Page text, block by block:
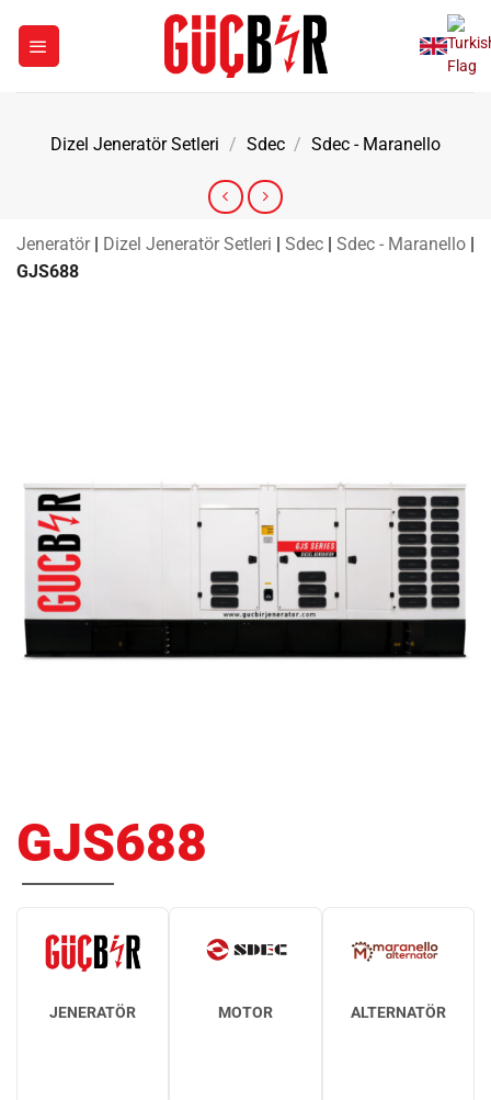
Dizel Jeneratör Setleri / Sdec / Sdec - Maranello
Jeneratör | Dizel Jeneratör Setleri | Sdec | Sdec - Maranello |
GJS688
GJS688
JENERATÖR MOTOR ALTERNATÖR